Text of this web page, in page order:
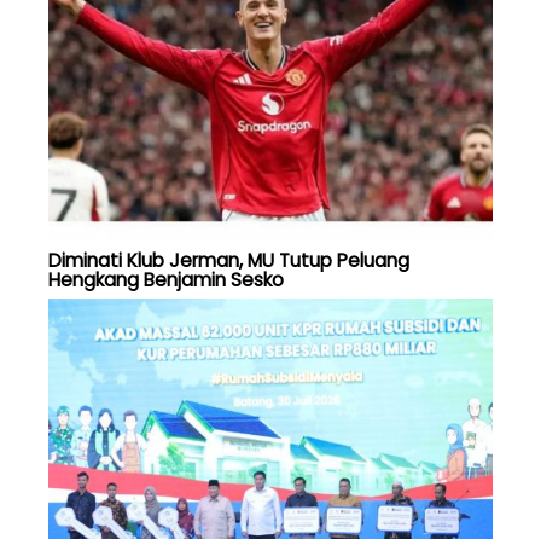
Diminati Klub Jerman, MU Tutup Peluang
Hengkang Benjamin Sesko